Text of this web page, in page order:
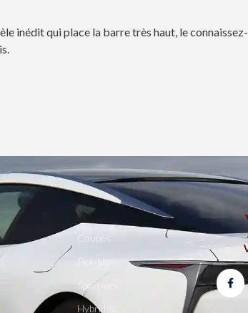
inédit qui place la barre très haut, le connaissez-
-
Coupés
Pick-Up
Sportives
Hybrides